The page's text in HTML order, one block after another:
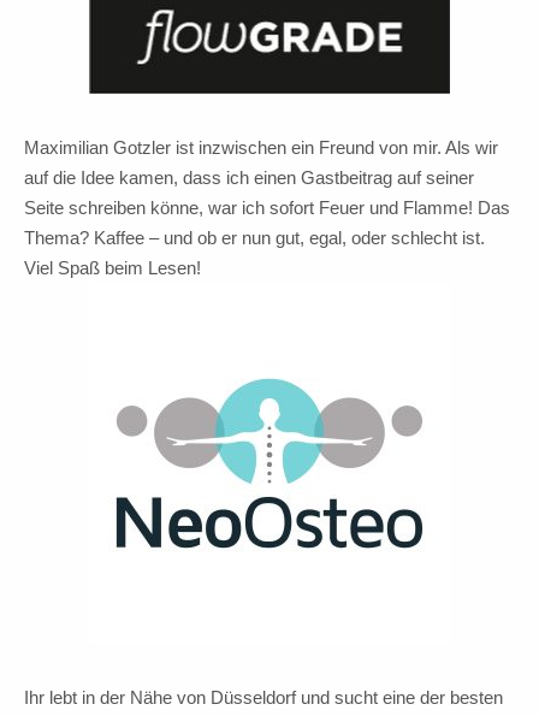
Maximilian Gotzler ist inzwischen ein Freund von mir. Als wir
auf die Idee kamen, dass ich einen Gastbeitrag auf seiner
Seite schreiben könne, war ich sofort Feuer und Flamme! Das
Thema? Kaffee – und ob er nun gut, egal, oder schlecht ist.
Viel Spaß beim Lesen!
Ihr lebt in der Nähe von Düsseldorf und sucht eine der besten